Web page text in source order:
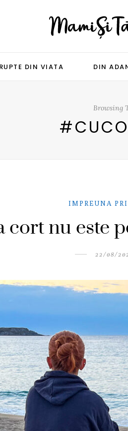
RUPTE DIN VIATA DIN
Browsing
IMPREUNA
cort nu este
22/08/